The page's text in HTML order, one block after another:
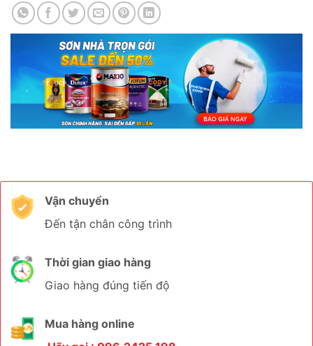
Vận chuyển
Đến tận chân công trình
Thời gian giao hàng
Giao hàng đúng tiến độ
Mua hàng online